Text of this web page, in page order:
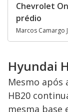
Chevrolet
prédio
Marcos Camargo
Hyundai
Mesmo após
HB20
mesma base